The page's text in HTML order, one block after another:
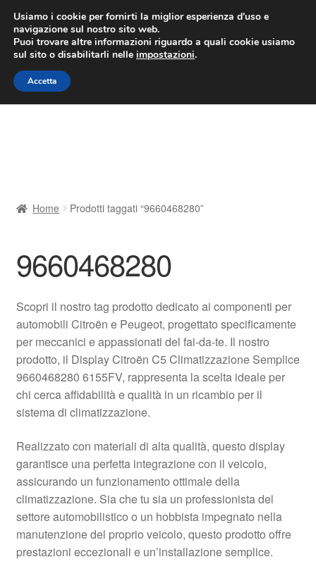
CONSEGNA da 7 EUR
Lun-Ven 9:00 - 16:00/800 580 290
Vai
alla
navigazione
Vai
al
contenuto
Contatto
Il mio account
Pagamenti
Politica sulla riservatezza
Procedura di Reclamo
Registratore di cassa
Rimostranza
Spedizione in tutto il mondo
Home Prodotti taggati “9660468280”
9660468280
Scopri il nostro tag prodotto dedicato ai componenti per
automobili Citroën e Peugeot, progettato specificamente
per meccanici e appassionati del fai-da-te. Il nostro
prodotto, il Display Citroën C5 Climatizzazione Semplice
9660468280 6155FV, rappresenta la scelta ideale per
chi cerca affidabilità e qualità in un ricambio per il
sistema di climatizzazione.
Realizzato con materiali di alta qualità, questo display
garantisce una perfetta integrazione con il veicolo,
assicurando un funzionamento ottimale della
climatizzazione. Sia che tu sia un professionista del
settore automobilistico o un hobbista impegnato nella
manutenzione del proprio veicolo, questo prodotto offre
prestazioni eccezionali e un’installazione semplice.
Usiamo i cookie per fornirti la miglior esperienza d'uso e
navigazione sul nostro sito web.
Puoi trovare altre informazioni riguardo a quali cookie usiamo
sul sito o disabilitarli nelle impostazioni.
Accetta